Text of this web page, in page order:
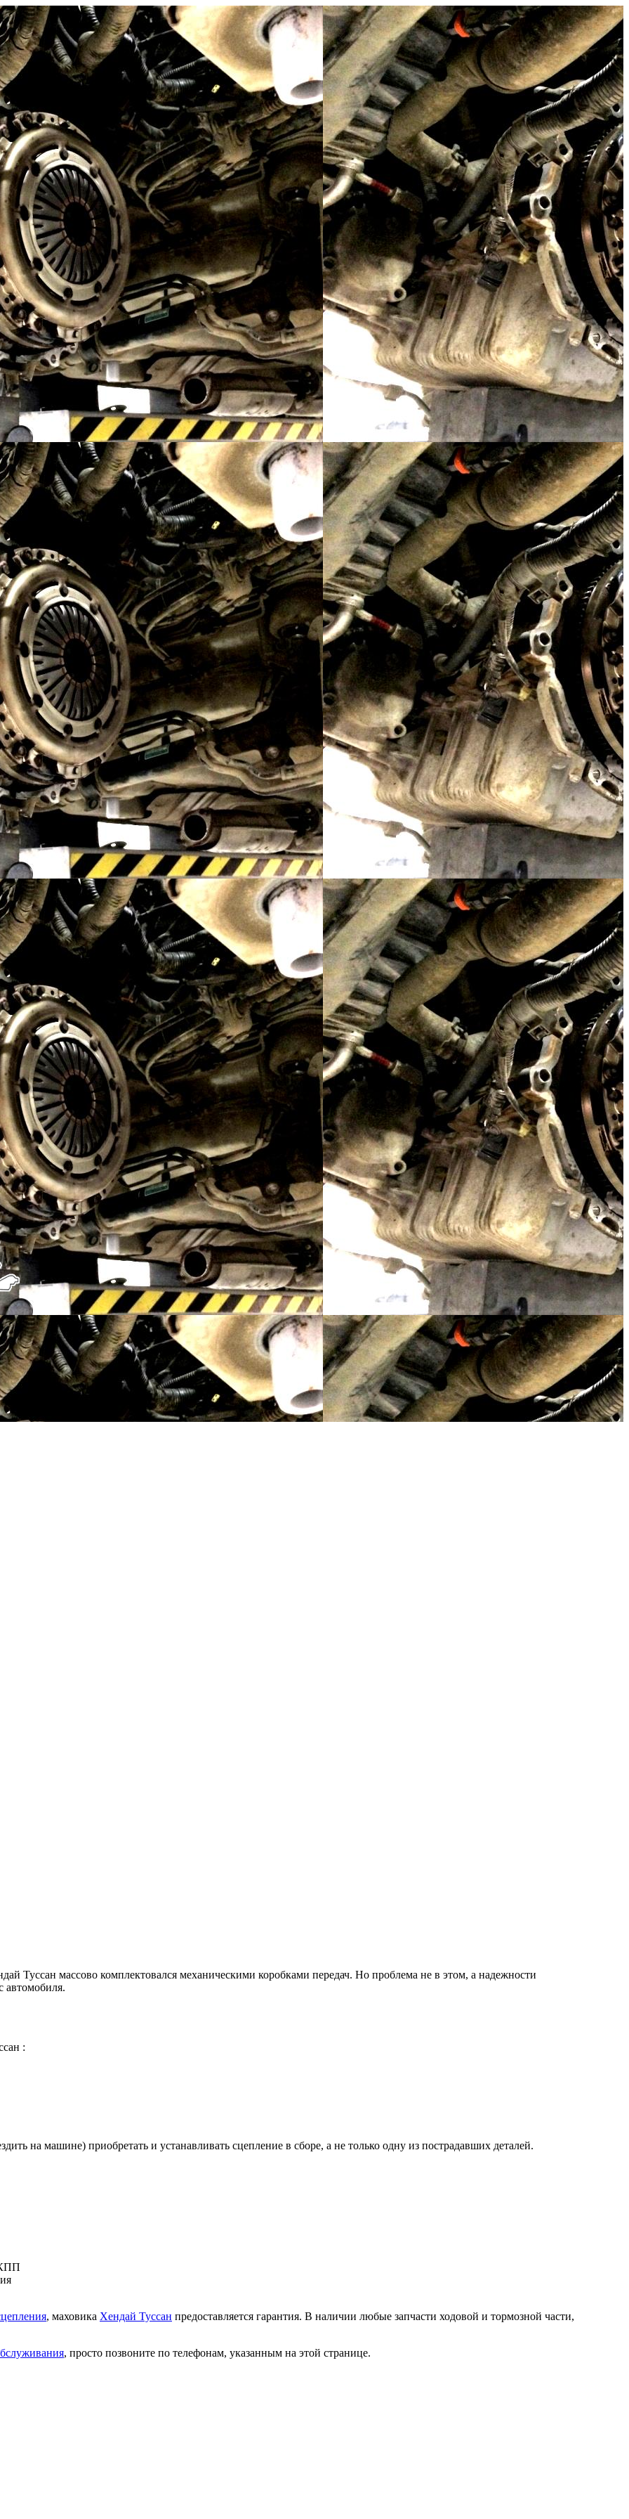
Туссан массово комплектовался механическими коробками передач. Но проблема не в этом, а надежности
автомобиля.
:
на машине) приобретать и устанавливать сцепление в сборе, а не только одну из пострадавших деталей.
, маховика Хендай Туссан предоставляется гарантия. В наличии любые запчасти ходовой и тормозной части,
, просто позвоните по телефонам, указанным на этой странице.